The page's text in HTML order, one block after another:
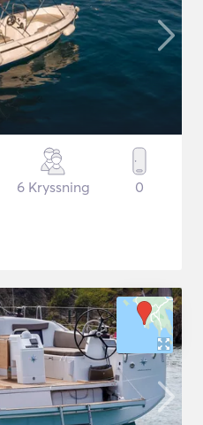
6 Kryssning 0